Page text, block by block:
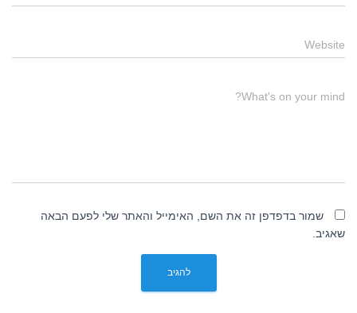
Website
What's on your mind?
שמור בדפדפן זה את השם, האימייל והאתר שלי לפעם הבאה
שאגיב.